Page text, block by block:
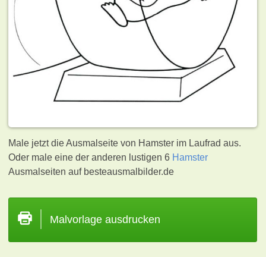
Male jetzt die Ausmalseite von Hamster im Laufrad aus.
Oder male eine der anderen lustigen 6 Hamster
Ausmalseiten auf besteausmalbilder.de
Malvorlage ausdrucken